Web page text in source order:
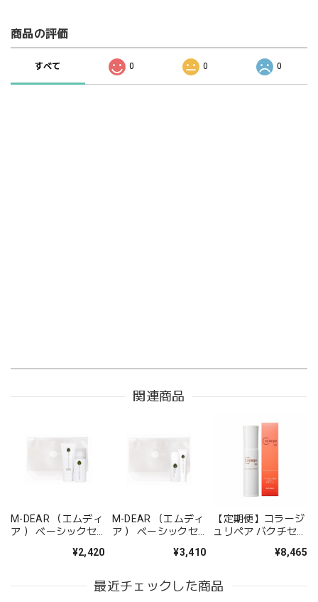
商品の評価
すべて 0 0 0
関連商品
M-DEAR （エムディ
ア ） ベーシックセ
¥2,420
M-DEAR （エムディ
ア ） ベーシックセ
¥3,410
【定期便】コラージ
ュリペア バクチセラ
¥8,465
最近チェックした商品